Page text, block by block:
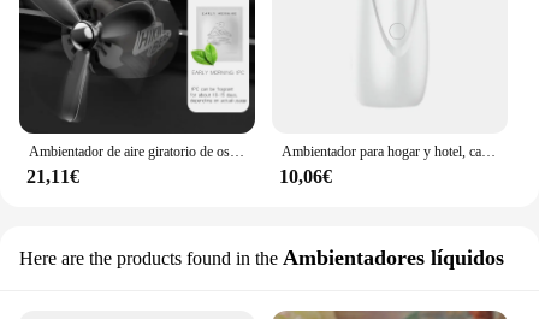
21,11€
Ambientador para hogar y hotel, características fáciles usar, hecho plástico D0UC
10,06€
Here are the products found in the Ambientadores líquidos